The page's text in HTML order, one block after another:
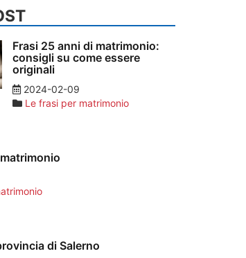
Frasi 25 anni di matrimonio:
consigli su come essere
originali
2024-02-09
Le frasi per matrimonio
di Salerno